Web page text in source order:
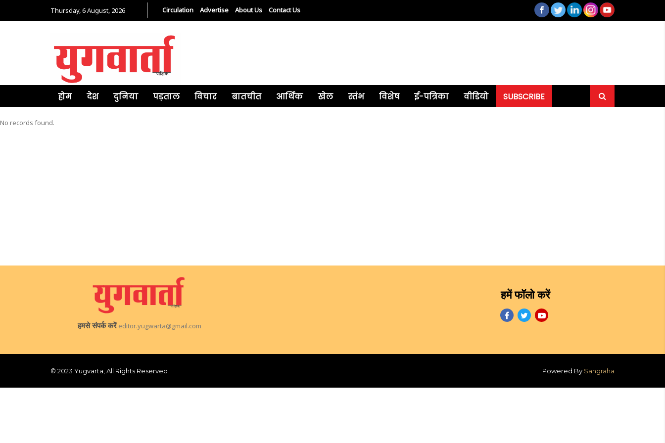
Thursday, 6 August, 2026 Circulation Advertise About Us Contact Us
होम देश दुनिया पड़ताल विचार बातचीत आर्थिक खेल स्तंभ विशेष ई-पत्रिका वीडियो SUBSCRIBE
No records found.
हमसे संपर्क करें editor.yugwarta@gmail.com
हमें फॉलो करें
© 2023 Yugvarta, All Rights Reserved Powered By Sangraha